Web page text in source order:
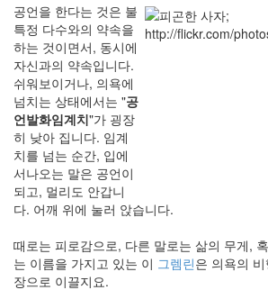
공언을 한다는 것은 불
특정 다수와의 약속을
하는 것이면서, 동시에
자신과의 약속입니다.
쉬워보이거나, 의욕에
넘치는 상태에서는 "공
언발화임계치"가 굉장
히 낮아 집니다. 임계
치를 넘는 순간, 입에
서나오는 말은 공언이
되고, 멀리도 안갑니
다. 어깨 위에 눌러 앉습니다.
때로는 피로감으로, 다른 말로는 삶의 무게,
는 이름을 가지고 있는 이 그렘린은 의욕의
장으로 이끌지요.